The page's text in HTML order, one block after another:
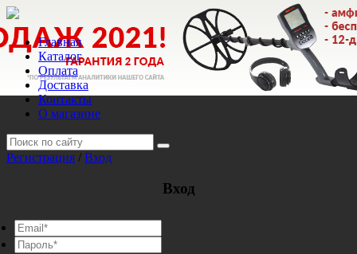
Главная
Каталог
Оплата
Доставка
Контакты
О магазине
Регистрация / Вход
Вход